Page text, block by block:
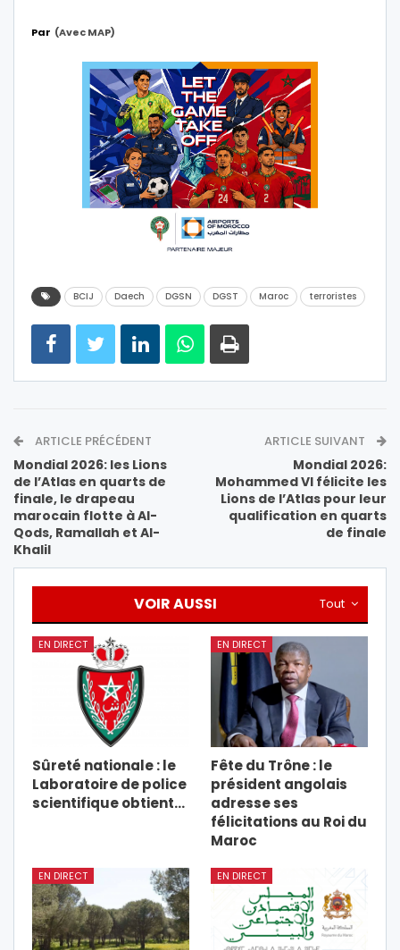
Par (avec MAP)
BCIJ Daech DGSN DGST Maroc terroristes
ARTICLE PRÉCÉDENT
Mondial 2026: les Lions
de l’Atlas en quarts de
finale, le drapeau
marocain flotte à Al-
Qods, Ramallah et Al-
Khalil
ARTICLE SUIVANT
Mondial 2026:
Mohammed VI félicite les
Lions de l’Atlas pour leur
qualification en quarts
de finale
Tout
VOIR AUSSI
EN DIRECT
Sûreté nationale : le
Laboratoire de police
scientifique obtient…
EN DIRECT
Fête du Trône : le
président angolais
adresse ses
félicitations au Roi du
Maroc
EN DIRECT EN DIRECT